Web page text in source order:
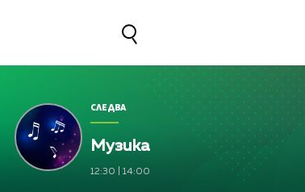
СЛЕДВА
Музика
12:30 14:00